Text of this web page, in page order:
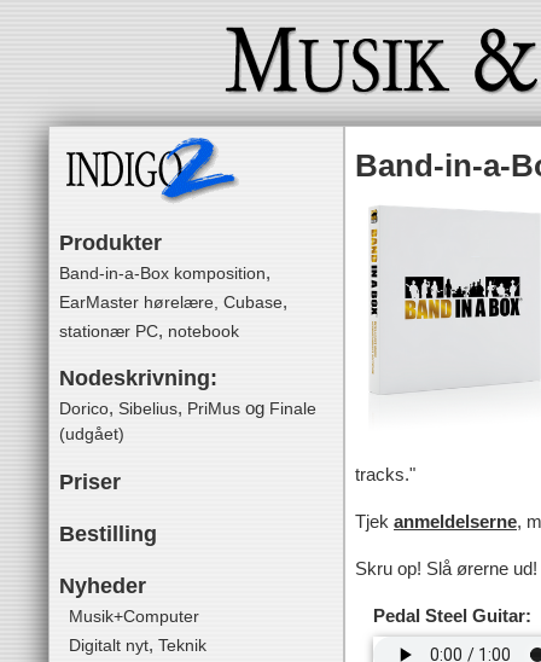
Produkter
Band-in-a-Box komposition,
EarMaster hørelære, Cubase,
stationær PC, notebook
Nodeskrivning:
Dorico, Sibelius, PriMus og Finale
(udgået)
Priser
Bestilling
Nyheder
Musik+Computer
Digitalt nyt, Teknik
Band-in-a-
tracks."
Tjek anmeldelserne,
Skru op! Slå ørerne
Pedal Steel Guitar: